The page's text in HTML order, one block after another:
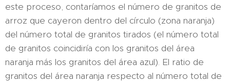
este proceso, contaríamos el número de granitos de
arroz que cayeron dentro del círculo (zona naranja)
del número total de granitos tirados (el número total
de granitos coincidiría con los granitos del área
naranja más los granitos del área azul). El ratio de
granitos del área naranja respecto al número total de